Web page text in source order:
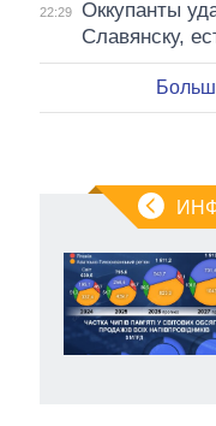
22:29
Оккупанты
Славянску,